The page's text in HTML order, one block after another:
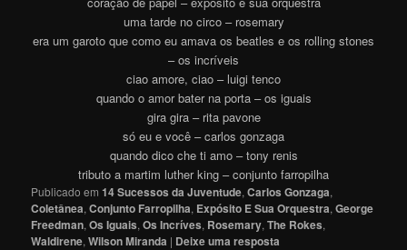
uma tarde no circo – rosemary
era um garoto que como eu amava os beatles e os rolling stones
– os incríveis
ciao amore, ciao – luigi tenco
quando o amor bater na porta – os iguais
gira gira – rita pavone
só eu e você – carlos gonzaga
quando dico che ti amo – tony renis
tributo a martim luther king – conjunto farropilha
Publicado em 14 Sucessos da Juventude,Carlos Gonzaga,
Coletânea,Conjunto Farropilha, Expósito E Sua Orquestra,George
Freedman,Os Iguais,Os Incríves, Rosemary,The Rokes,
Waldirene,Wilson Miranda | Deixe uma resposta